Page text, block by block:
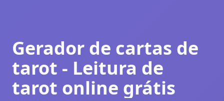
Gerador de cartas de
tarot - Leitura de
tarot online grátis